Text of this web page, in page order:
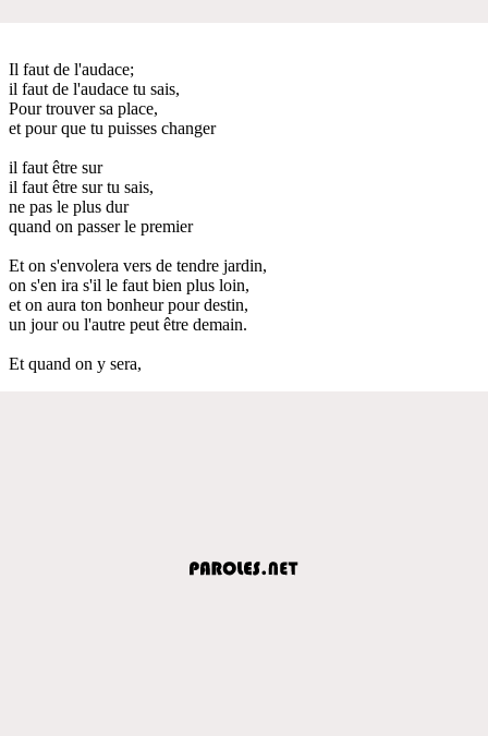
Il faut de l'audace;
il faut de l'audace tu sais,
Pour trouver sa place,
et pour que tu puisses changer
il faut être sur
il faut être sur tu sais,
ne pas le plus dur
quand on passer le premier
Et on s'envolera vers de tendre jardin,
on s'en ira s'il le faut bien plus loin,
et on aura ton bonheur pour destin,
un jour ou l'autre peut être demain.
Et quand on y sera,